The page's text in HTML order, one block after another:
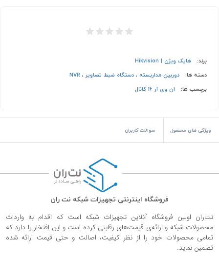
برند:
هایک ویژن | Hikvision
دسته ها:
دوربین مداربسته ، دستگاه ضبط تصاویر ، NVR
برچسب ها:
ان وی آر 16 کانال
ویژگی های محصول سوالات کاربران
فروشگاه اینترنتی تجهیزات شبکه نت ران
نت‌ران اولین فروشگاه آنلاین تجهیزات شبکه است که اقدام به واردات
محصولات شبکه و ارائه‌ی قیمت‌های رقابتی کرده است و این افتخار را دارد که
تمامی محصولات خود را از نظر کیفیت، اصالت و حتی قیمت ارائه شده
تضمین نماید.